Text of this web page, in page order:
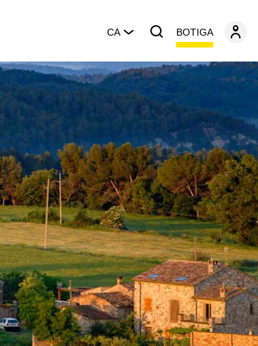
CA BOTIGA